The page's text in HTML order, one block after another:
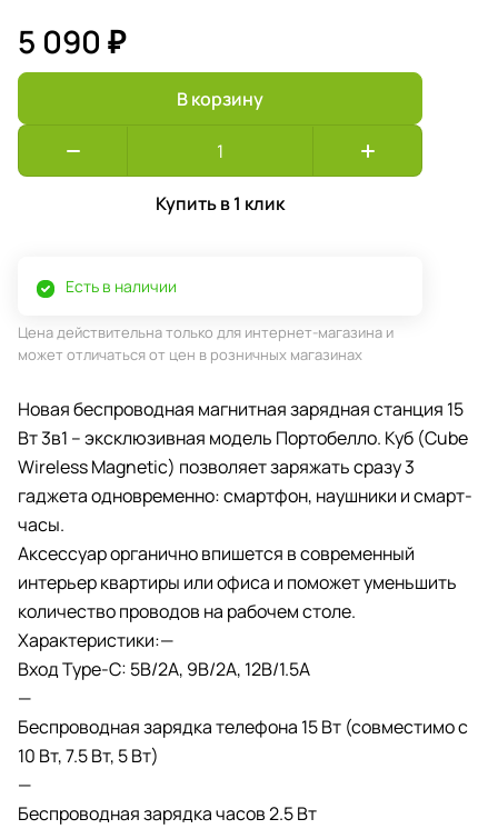
5 090 ₽
В корзину
Купить в 1 клик
Есть в наличии
Цена действительна только для интернет-магазина и
может отличаться от цен в розничных магазинах
Новая беспроводная магнитная зарядная станция 15
Вт 3в1 – эксклюзивная модель Портобелло. Куб (Cube
Wireless Magnetic) позволяет заряжать сразу 3
гаджета одновременно: смартфон, наушники и смарт-
часы.
Аксессуар органично впишется в современный
интерьер квартиры или офиса и поможет уменьшить
количество проводов на рабочем столе.
Характеристики:—
Вход Type-C: 5В/2A, 9В/2A, 12В/1.5A
—
Беспроводная зарядка телефона 15 Вт (совместимо с
10 Вт, 7.5 Вт, 5 Вт)
—
Беспроводная зарядка часов 2.5 Вт